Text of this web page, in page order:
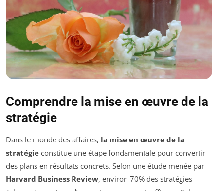
Comprendre la mise en œuvre de la
stratégie
Dans le monde des affaires, la mise en œuvre de la
stratégie constitue une étape fondamentale pour convertir
des plans en résultats concrets. Selon une étude menée par
Harvard Business Review, environ 70% des stratégies